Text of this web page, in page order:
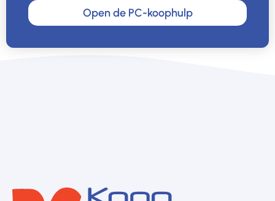
Open de PC-koophulp